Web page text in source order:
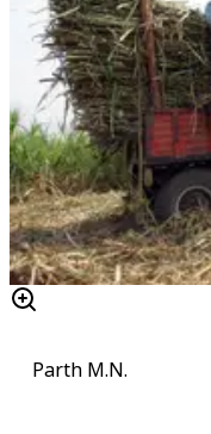
Parth M.N.